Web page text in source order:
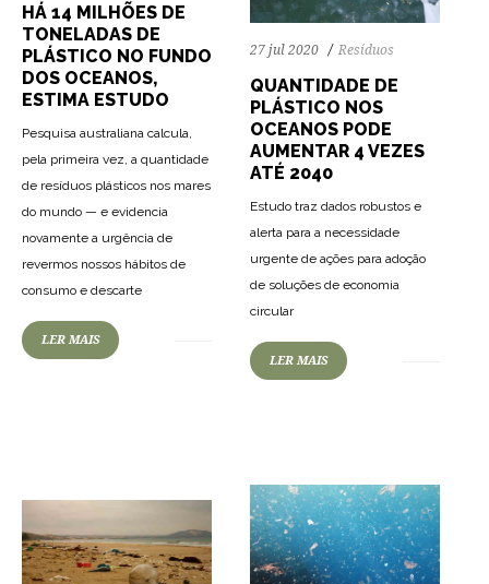
HÁ 14 MILHÕES DE
TONELADAS DE
PLÁSTICO NO FUNDO
DOS OCEANOS,
ESTIMA ESTUDO
Pesquisa australiana calcula,
pela primeira vez, a quantidade
de resíduos plásticos nos mares
do mundo — e evidencia
novamente a urgência de
revermos nossos hábitos de
consumo e descarte
LER MAIS
27 jul 2020 Resíduos
QUANTIDADE DE
PLÁSTICO NOS
OCEANOS PODE
AUMENTAR 4 VEZES
ATÉ 2040
Estudo traz dados robustos e
alerta para a necessidade
urgente de ações para adoção
de soluções de economia
circular
LER MAIS
67 1297